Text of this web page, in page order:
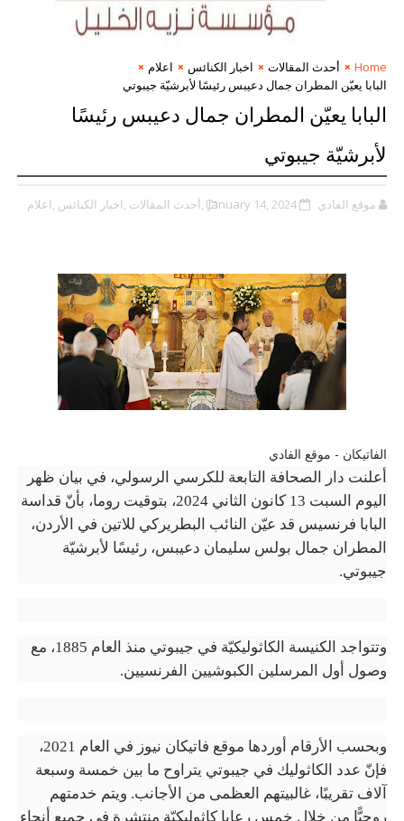
Home أحدث المقالات اخبار الكنائس
اعلام
البابا يعيّن المطران جمال دعيبس رئيسًا لأبرشيّة جيبوتي
البابا يعيّن المطران جمال دعيبس رئيسًا
لأبرشيّة جيبوتي
موقع الفادي January 14, 2024 ,أحدث المقالات ,اخبار الكنائس ,اعلام
الفاتيكان - موقع الفادي
أعلنت دار الصحافة التابعة للكرسي الرسولي، في بيان ظهر
اليوم السبت 13 كانون الثاني 2024، بتوقيت روما، بأنّ قداسة
البابا فرنسيس قد عيّن النائب البطريركي للاتين في الأردن،
المطران جمال بولس سليمان دعيبس، رئيسًا لأبرشيّة
جيبوتي.
وتتواجد الكنيسة الكاثوليكيّة في جيبوتي منذ العام 1885، مع
وصول أول المرسلين الكبوشيين الفرنسيين.
وبحسب الأرقام أوردها موقع فاتيكان نيوز في العام 2021،
فإنّ عدد الكاثوليك في جيبوتي يتراوح ما بين خمسة وسبعة
آلاف تقريبًا، غالبيتهم العظمى من الأجانب. ويتم خدمتهم
روحيًّا من خلال خمس رعايا كاثوليكيّة منتشرة في جميع أنحاء